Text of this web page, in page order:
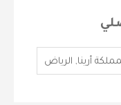
أرينا, الرياض